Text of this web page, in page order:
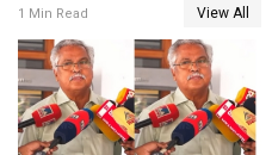
WATCH VIDEO
1 Min Read View All